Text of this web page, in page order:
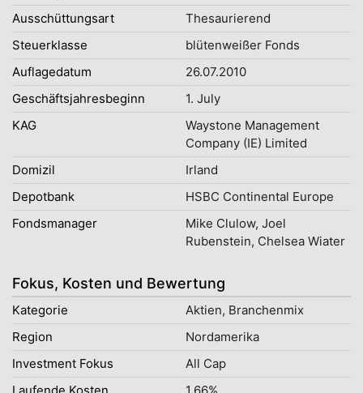
Ausschüttungsart
Thesaurierend
Steuerklasse
blütenweißer Fonds
Auflagedatum
26.07.2010
Geschäftsjahresbeginn
1. July
KAG
Waystone Management
Company (IE) Limited
Domizil
Irland
Depotbank
HSBC Continental Europe
Fondsmanager
Mike Clulow, Joel
Rubenstein, Chelsea Wiater
Fokus, Kosten und Bewertung
Kategorie
Aktien, Branchenmix
Region
Nordamerika
Investment Fokus
All Cap